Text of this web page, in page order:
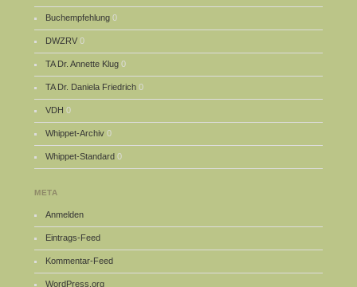
Buchempfehlung 0
DWZRV 0
TA Dr. Annette Klug 0
TA Dr. Daniela Friedrich 0
VDH 0
Whippet-Archiv 0
Whippet-Standard 0
META
Anmelden
Eintrags-Feed
Kommentar-Feed
WordPress.org